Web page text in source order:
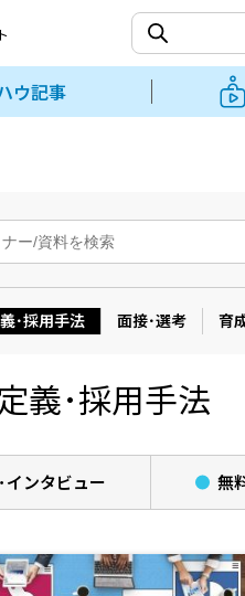
ウ記事
･採用手法 面接･選考 育
義･採用手法
インタビュー 無